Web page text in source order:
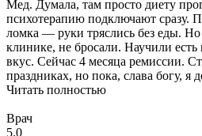
Мед. Думала, там просто диету
психотерапию подключают сразу.
ломка — руки тряслись без еды.
клинике, не бросали. Научили есть
вкус. Сейчас 4 месяца ремиссии.
праздниках, но пока, слава богу, я
Читать полностью
Врач
5.0